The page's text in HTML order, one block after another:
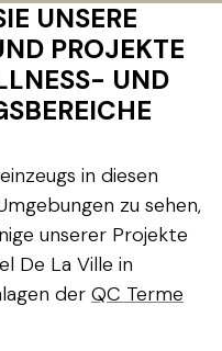
UNSERE
PROJEKTE
UND
in diesen
zu sehen,
unserer Projekte
De La Ville in
der QC Terme